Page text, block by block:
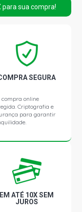
(1985 - 1995)
(1985 - 1995)
para sua compra!
SEGURA
compra online
Criptografia e
para garantir
EM ATÉ 10X SEM
JUROS